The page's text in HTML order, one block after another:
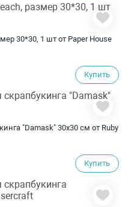
30*30, 1 шт от Paper House
Купить
"Damask" 30х30 см от Ruby
Купить